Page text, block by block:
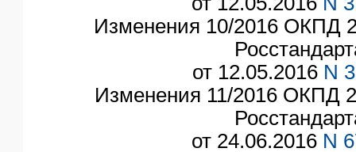
Изменения 10/2016 ОКПД
от 12.05.2016 N
Изменения 11/2016 ОКПД
от 24.06.2016 N